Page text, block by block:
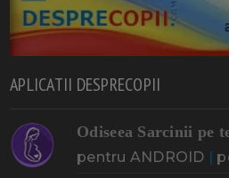
APLICATII DESPRECOPII
Odiseea Sarcinii pe
pentru ANDROID |